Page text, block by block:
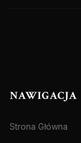
NAWIGACJA
Strona Główna